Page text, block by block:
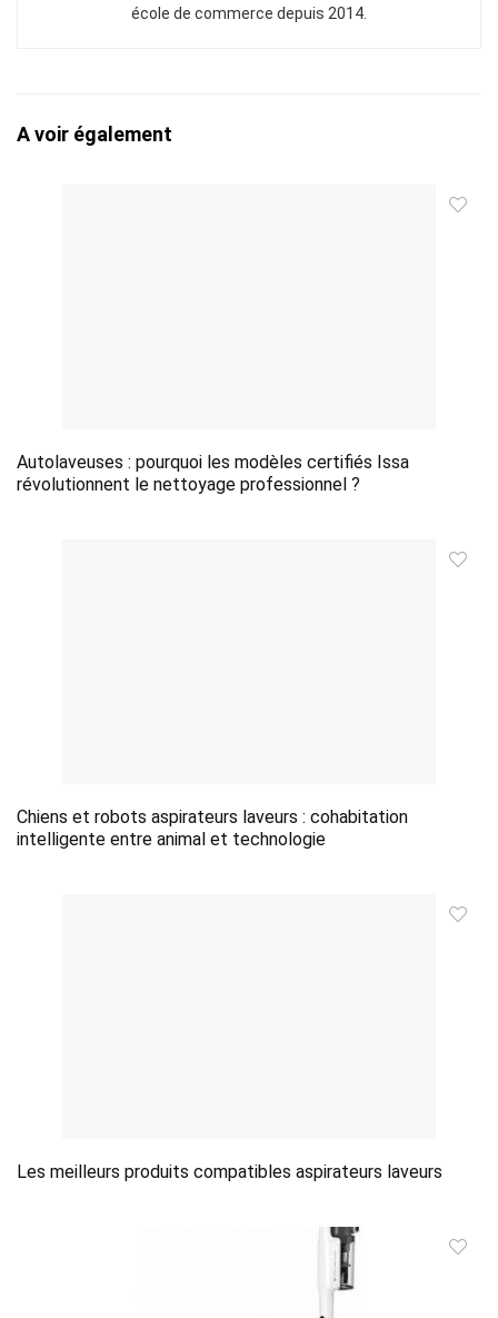
école de commerce depuis 2014.
A voir également
Autolaveuses : pourquoi les modèles certifiés Issa
révolutionnent le nettoyage professionnel ?
Chiens et robots aspirateurs laveurs : cohabitation
intelligente entre animal et technologie
Les meilleurs produits compatibles aspirateurs laveurs